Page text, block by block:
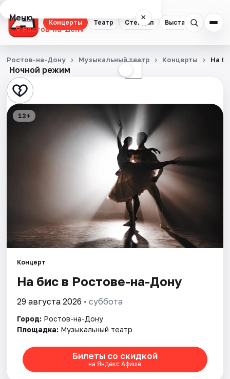
Концерты Театр Стендап Выставки
Меню ×
Ростов-на-Дону
Концерты
Театр
Стендап
Площадки
Артисты
Рейтинги
Ночной режим ☾
Ростов-на-Дону Музыкальный театр Концерты На
12+
Концерт
На бис в Ростове-на-Дону
29 августа 2026 • суббота
Город: Ростов-на-Дону
Площадка: Музыкальный театр
Билеты со скидкой
на Яндекс Афише